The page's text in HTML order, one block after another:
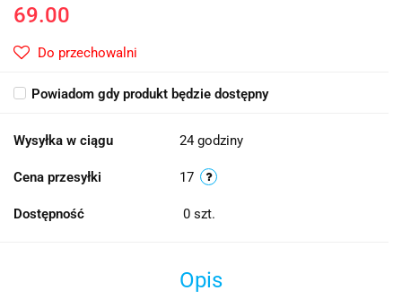
69.00
Do przechowalni
Powiadom gdy produkt będzie dostępny
Wysyłka w ciągu 24 godziny
Cena przesyłki 17
Dostępność 0 szt.
Opis